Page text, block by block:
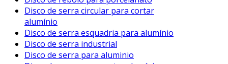
Disco de serra circular para cortar
alumínio
Disco de serra esquadria para alumínio
Disco de serra industrial
Disco de serra para aluminio